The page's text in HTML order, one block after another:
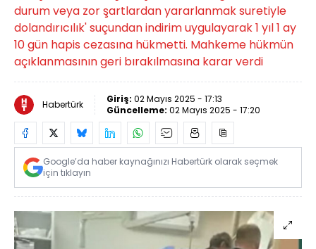
durum veya zor şartlardan yararlanmak suretiyle
dolandırıcılık' suçundan indirim uygulayarak 1 yıl 1 ay
10 gün hapis cezasına hükmetti. Mahkeme hükmün
açıklanmasının geri bırakılmasına karar verdi
Habertürk Giriş: 02 Mayıs 2025 - 17:13
Güncelleme: 02 Mayıs 2025 - 17:20
Google’da haber kaynağınızı Habertürk olarak seçmek
için tıklayın